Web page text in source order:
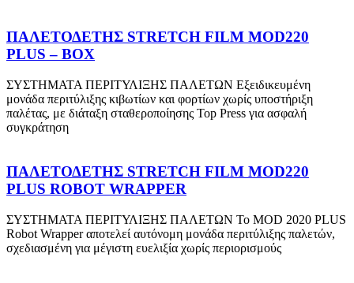
ΠΑΛΕΤΟΔΕΤΗΣ STRETCH FILM MOD220
PLUS – BOX
ΣΥΣΤΗΜΑΤΑ ΠΕΡΙΤΥΛΙΞΗΣ ΠΑΛΕΤΩΝ Εξειδικευμένη
μονάδα περιτύλιξης κιβωτίων και φορτίων χωρίς υποστήριξη
παλέτας, με διάταξη σταθεροποίησης Top Press για ασφαλή
συγκράτηση
ΠΑΛΕΤΟΔΕΤΗΣ STRETCH FILM MOD220
PLUS ROBOT WRAPPER
ΣΥΣΤΗΜΑΤΑ ΠΕΡΙΤΥΛΙΞΗΣ ΠΑΛΕΤΩΝ Το MOD 2020 PLUS
Robot Wrapper αποτελεί αυτόνομη μονάδα περιτύλιξης παλετών,
σχεδιασμένη για μέγιστη ευελιξία χωρίς περιορισμούς